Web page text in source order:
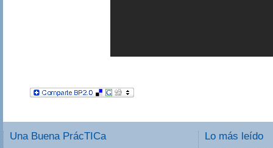
Una Buena PrácTICa Lo más leído